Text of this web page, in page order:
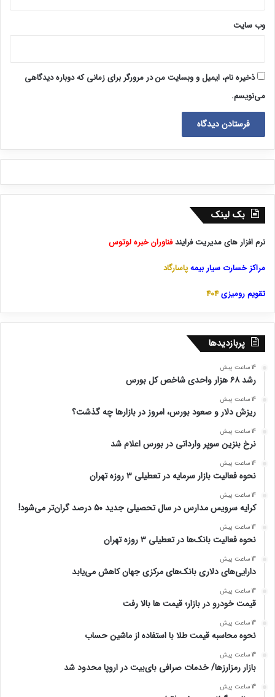
وب‌ سایت
ذخیره نام، ایمیل و وبسایت من در مرورگر برای زمانی که دوباره دیدگاهی
می‌نویسم.
بک لینک
نرم افزار های مدیریت فرایندفناوران خبره لوتوس
مراکز خسارت سیار بیمهپاسارگاد
تقویم رومیزی404
پربازدیدها
14 ساعت پیش
رشد ۶۸ هزار واحدی شاخص کل بورس
14 ساعت پیش
ریزش دلار و صعود بورس، امروز در بازارها چه گذشت؟
14 ساعت پیش
نرخ بنزین سوپر وارداتی در بورس اعلام شد
14 ساعت پیش
نحوه فعالیت بازار سرمایه در تعطیلی ۳ روزه تهران
14 ساعت پیش
کرایه سرویس مدارس در سال تحصیلی جدید ۵۰ درصد گران‌تر می‌شود!
14 ساعت پیش
نحوه فعالیت بانک‌ها در تعطیلی ۳ روزه تهران
14 ساعت پیش
دارایی‌های دلاری بانک‌های مرکزی جهان کاهش می‌یابد
14 ساعت پیش
قیمت خودرو در بازار؛ قیمت ها بالا رفت
14 ساعت پیش
نحوه محاسبه قیمت طلا با استفاده از ماشین حساب
14 ساعت پیش
بازار رمزارزها/ خدمات صرافی بای‌بیت در اروپا محدود شد
14 ساعت پیش